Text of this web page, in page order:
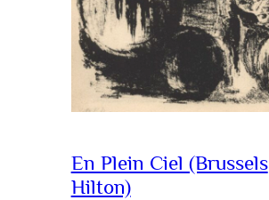
En Plein Ciel (Brussels
Hilton)